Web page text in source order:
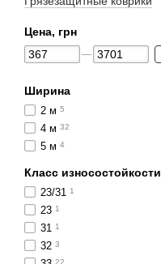
Цена, грн
Ширина
2 м 5
4 м 32
5 м 4
Класс износостойкости
23/31 1
23 1
31 1
32 3